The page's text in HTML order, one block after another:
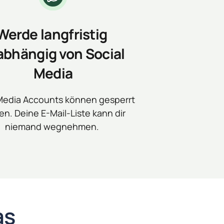
langfristig
von Social
Media
Accounts können gesperrt
Deine E-Mail-Liste kann dir
niemand wegnehmen.